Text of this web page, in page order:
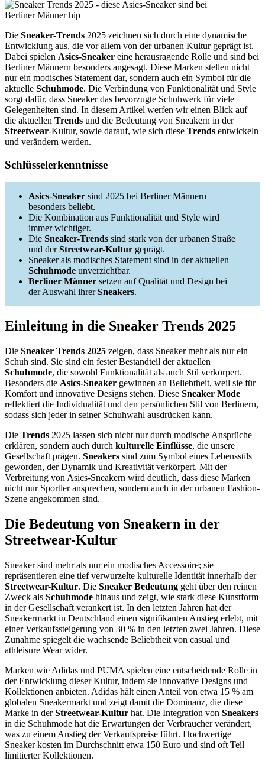
Die Sneaker-Trends 2025 zeichnen sich durch eine dynamische
Entwicklung aus, die vor allem von der urbanen Kultur geprägt ist.
Dabei spielen Asics-Sneaker eine herausragende Rolle und sind bei
Berliner Männern besonders angesagt. Diese Marken stellen nicht
nur ein modisches Statement dar, sondern auch ein Symbol für die
aktuelle Schuhmode. Die Verbindung von Funktionalität und Style
sorgt dafür, dass Sneaker das bevorzugte Schuhwerk für viele
Gelegenheiten sind. In diesem Artikel werfen wir einen Blick auf
die aktuellen Trends und die Bedeutung von Sneakern in der
Streetwear-Kultur, sowie darauf, wie sich diese Trends entwickeln
und verändern werden.
Schlüsselerkenntnisse
Asics-Sneaker sind 2025 bei Berliner Männern
besonders beliebt.
Die Kombination aus Funktionalität und Style wird
immer wichtiger.
Die Sneaker-Trends sind stark von der urbanen Straße
und derStreetwear-Kultur geprägt.
Sneaker als modisches Statement sind in der aktuellen
Schuhmode unverzichtbar.
Berliner Männer setzen auf Qualität und Design bei
der Auswahl ihrerSneakers.
Einleitung in die Sneaker Trends 2025
Die Sneaker Trends 2025 zeigen, dass Sneaker mehr als nur ein
Schuh sind. Sie sind ein fester Bestandteil der aktuellen
Schuhmode, die sowohl Funktionalität als auch Stil verkörpert.
Besonders die Asics-Sneaker gewinnen an Beliebtheit, weil sie für
Komfort und innovative Designs stehen. Diese Sneaker Mode
reflektiert die Individualität und den persönlichen Stil von Berlinern,
sodass sich jeder in seiner Schuhwahl ausdrücken kann.
Die Trends 2025 lassen sich nicht nur durch modische Ansprüche
erklären, sondern auch durch kulturelle Einflüsse, die unsere
Gesellschaft prägen. Sneakers sind zum Symbol eines Lebensstils
geworden, der Dynamik und Kreativität verkörpert. Mit der
Verbreitung von Asics-Sneakern wird deutlich, dass diese Marken
nicht nur Sportler ansprechen, sondern auch in der urbanen Fashion-
Szene angekommen sind.
Die Bedeutung von Sneakern in der
Streetwear-Kultur
Sneaker sind mehr als nur ein modisches Accessoire; sie
repräsentieren eine tief verwurzelte kulturelle Identität innerhalb der
Streetwear-Kultur. Die Sneaker Bedeutung geht über den reinen
Zweck als Schuhmode hinaus und zeigt, wie stark diese Kunstform
in der Gesellschaft verankert ist. In den letzten Jahren hat der
Sneakermarkt in Deutschland einen signifikanten Anstieg erlebt, mit
einer Verkaufssteigerung von 30 % in den letzten zwei Jahren. Diese
Zunahme spiegelt die wachsende Beliebtheit von casual und
athleisure Wear wider.
Marken wie Adidas und PUMA spielen eine entscheidende Rolle in
der Entwicklung dieser Kultur, indem sie innovative Designs und
Kollektionen anbieten. Adidas hält einen Anteil von etwa 15 % am
globalen Sneakermarkt und zeigt damit die Dominanz, die diese
Marke in derStreetwear-Kultur hat. Die Integration von Sneakers
in die Schuhmode hat die Erwartungen der Verbraucher verändert,
was zu einem Anstieg der Verkaufspreise führt. Hochwertige
Sneaker kosten im Durchschnitt etwa 150 Euro und sind oft Teil
limitierter Kollektionen.